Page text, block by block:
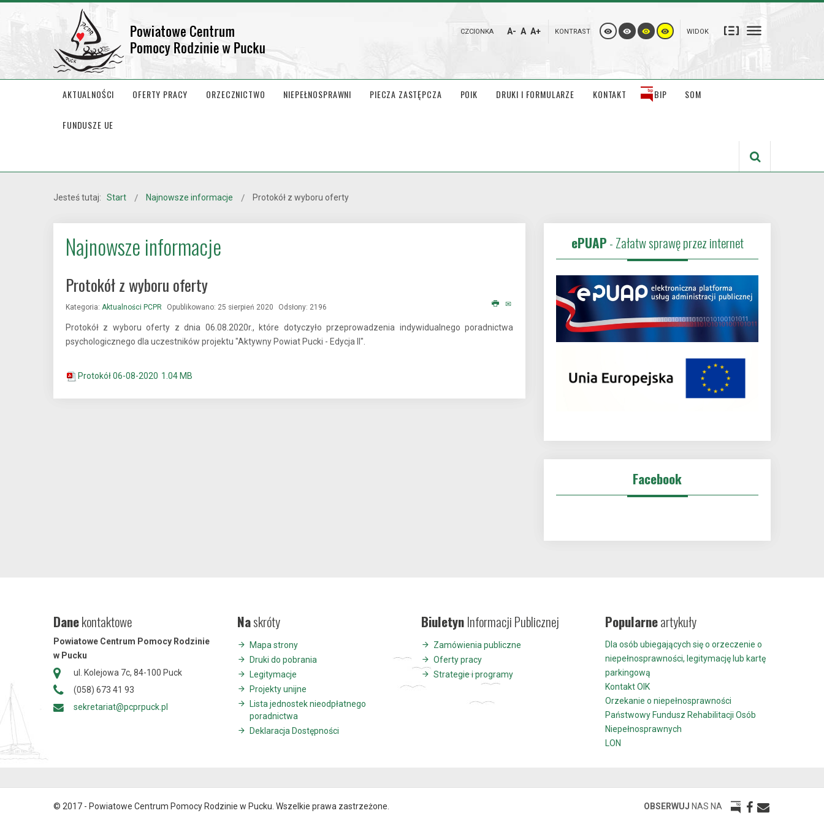
CZCIONKA A- A A+ KONTRAST WIDOK
AKTUALNOŚCI OFERTY PRACY ORZECZNICTWO NIEPEŁNOSPRAWNI PIECZA ZASTĘPCZA POIK DRUKI I FORMULARZE KONTAKT BIP SOM
FUNDUSZE UE
Jesteś tutaj: Start Najnowsze informacje Protokół z wyboru oferty
Najnowsze informacje
Protokół z wyboru oferty
Kategoria: Aktualności PCPR Opublikowano: 25 sierpień 2020 Odsłony: 2196
Protokół z wyboru oferty z dnia 06.08.2020r., które dotyczyło przeprowadzenia indywidualnego poradnictwa
psychologicznego dla uczestników projektu "Aktywny Powiat Pucki - Edycja II".
Protokół 06-08-2020 1.04 MB
ePUAP- Załatw sprawę przez internet
Facebook
Danekontaktowe
Powiatowe Centrum Pomocy Rodzinie
w Pucku
ul. Kolejowa 7c, 84-100 Puck
(058) 673 41 93
sekretariat@pcprpuck.pl
Naskróty
Mapa strony
Druki do pobrania
Legitymacje
Projekty unijne
Lista jednostek nieodpłatnego
poradnictwa
Deklaracja Dostępności
BiuletynInformacji Publicznej
Zamówienia publiczne
Oferty pracy
Strategie i programy
Popularneartykuły
Dla osób ubiegających się o orzeczenie o
niepełnosprawności, legitymację lub kartę
parkingową
Kontakt OIK
Orzekanie o niepełnosprawności
Państwowy Fundusz Rehabilitacji Osób
Niepełnosprawnych
LON
© 2017 - Powiatowe Centrum Pomocy Rodzinie w Pucku. Wszelkie prawa zastrzeżone. OBSERWUJ NAS NA